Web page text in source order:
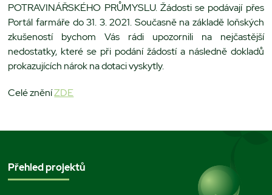
POTRAVINÁŘSKÉHO PRŮMYSLU. Žádosti se podávají přes
Portál farmáře do 31. 3. 2021. Současně na základě loňských
zkušeností bychom Vás rádi upozornili na nejčastější
nedostatky, které se při podání žádostí a následně dokladů
prokazujících nárok na dotaci vyskytly.
Celé zněníZDE
Přehled projektů